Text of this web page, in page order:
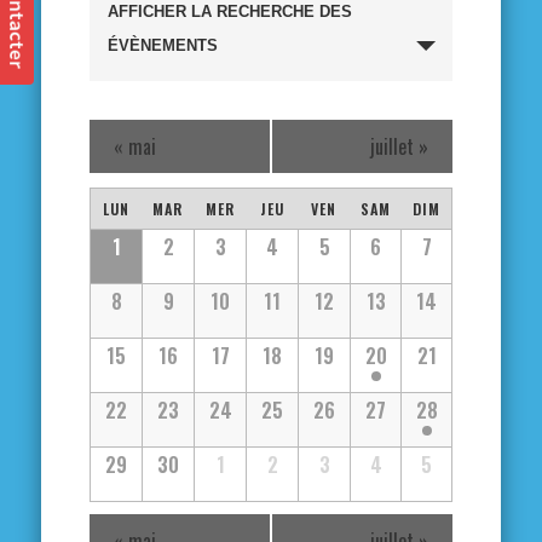
et
navigation
de
vues
Évènements
AFFICHER LA RECHERCHE DES
ÉVÈNEMENTS
« mai juillet »
Calendrier
de
Évènements
Calendrier
Évènements
LUN MAR MER JEU VEN SAM DIM
1 2 3 4 5 6
7
8
9 10 11 12 13
14
15
16 17 18 19 20
21
22
23 24 25 26 27
28
29
30 1 2 3 4 5